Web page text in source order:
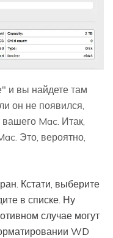
и вы найдете там
он не появился,
Mac. Итак,
Это, вероятно,
Кстати, выберите
в списке. Ну
случае могут
WD